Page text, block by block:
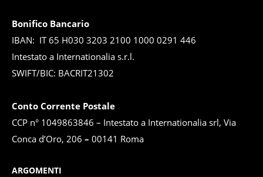
Bonifico Bancario
IBAN: IT 65 H030 3203 2100 1000 0291 446
Intestato a Internationalia s.r.l.
SWIFT/BIC: BACRIT21302
Conto Corrente Postale
CCP n° 1049863846 – Intestato a Internationalia srl, Via
Conca d’Oro, 206 – 00141 Roma
ARGOMENTI